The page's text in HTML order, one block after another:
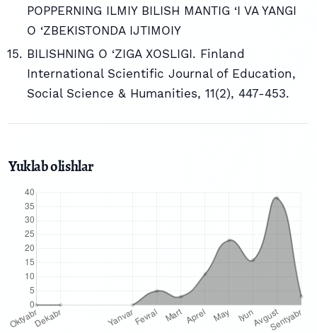
POPPERNING ILMIY BILISH MANTIG ‘I VA YANGI
O ‘ZBEKISTONDA IJTIMOIY
BILISHNING O ‘ZIGA XOSLIGI. Finland
International Scientific Journal of Education,
Social Science & Humanities, 11(2), 447-453.
Yuklab olishlar